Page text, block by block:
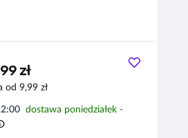
zł
od 9,99 zł
dostawa poniedziałek -